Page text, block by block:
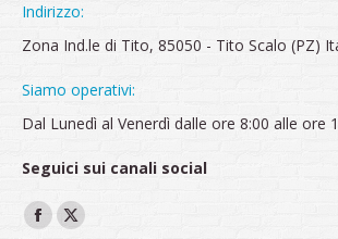
Indirizzo:
Zona Ind.le di Tito, 85050 - Tito Scalo (PZ)
Siamo operativi:
Dal Lunedì al Venerdì dalle ore 8:00 alle ore
Seguici sui canali social
Ci puoi trovare su:
Facebook
X